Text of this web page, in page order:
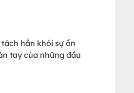
hẳn khỏi sự ồn
tay của những đầu